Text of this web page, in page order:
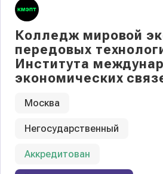
Колледж мировой
передовых
Института
экономических
Москва
Негосударственный
Аккредитован